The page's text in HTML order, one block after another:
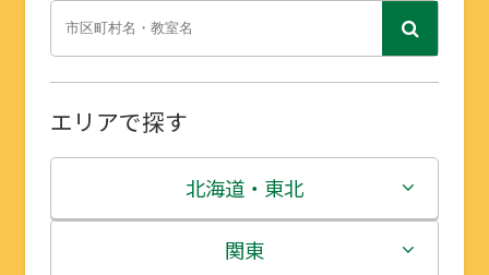
エリアで探す
北海道・東北
北海道
関東